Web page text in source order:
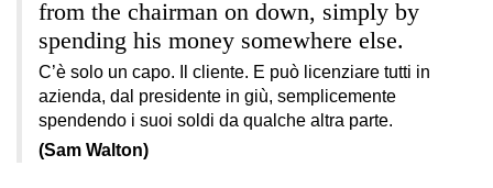
from the chairman on down, simply by
spending his money somewhere else.
C’è solo un capo. Il cliente. E può licenziare tutti in
azienda, dal presidente in giù, semplicemente
spendendo i suoi soldi da qualche altra parte.
(Sam Walton)